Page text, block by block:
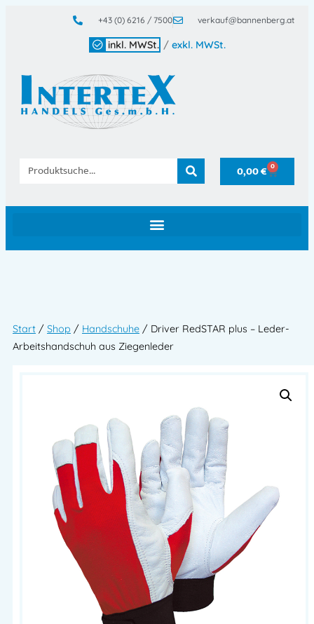
+43 (0) 6216 / 7500 verkauf@bannenberg.at
inkl. MWSt. / exkl. MWSt.
0,00€ 0
Start / Shop / Handschuhe / Driver RedSTAR plus – Leder-
Arbeitshandschuh aus Ziegenleder